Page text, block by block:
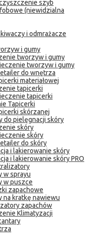
szyb
(niewidzialna
i odmrażacze
i gumy
tworzyw i gumy
tworzyw i gumy
do wnętrza
materiałowej
tapicerki
tapicerki
Tapicerki
skórzanej
do pielęgnacji skóry
skóry
skóry
do skóry
i lakierowanie skóry
i lakierowanie skóry PRO
w sprayu
w puszce
zapachowe
na kratkę nawiewu
zapachów
Klimatyzacji